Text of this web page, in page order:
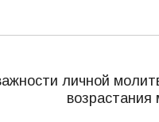
личной